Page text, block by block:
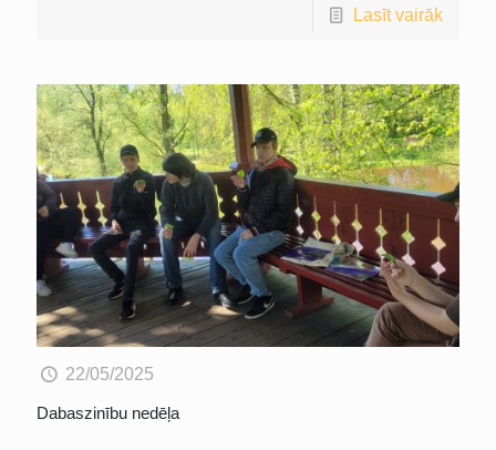
Lasīt vairāk
22/05/2025
Dabaszinību nedēļa